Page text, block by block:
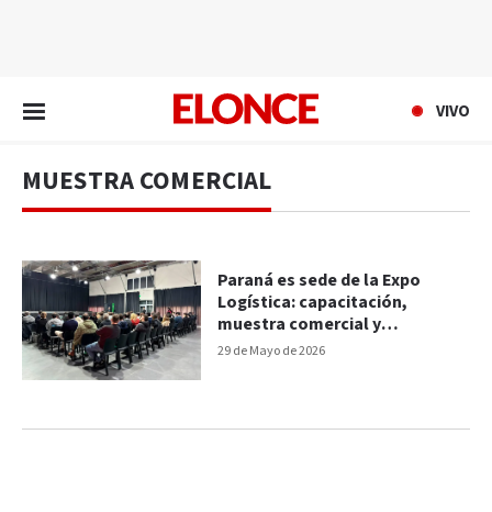
VIVO
MUESTRA COMERCIAL
29 de Mayo de 2026
Paraná es sede de la Expo
Logística: capacitación,
muestra comercial y
networking